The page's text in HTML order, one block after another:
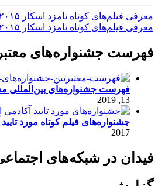
معرفی فیلم‌های کوتاه نامزد اسکار ۲۰۱۵، بخش انیمیشن
معرفی فیلم‌های کوتاه نامزد اسکار ۲۰۱۵، بخش داستانی
فهرست جشنواره‌های معتبر
فهرست جشنواره‌های بین‌المللی
13, 2019
جشنواره‌های فیلم کوتاه مورد
2017
فیدان در شبکه‌های